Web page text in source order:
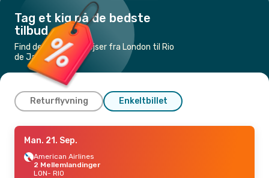
Tag et kig på de bedste
tilbud
Find de billigste flyrejser fra London til Rio
de Janeiro
Returflyvning Enkeltbillet
Søn. 11. Okt.- Man. 19. Okt.
Lufthansa
2 Mellemlandinger
LON- RIO
Man. 21. Sep.
American Airlines
2 Mellemlandinger
LON- RIO